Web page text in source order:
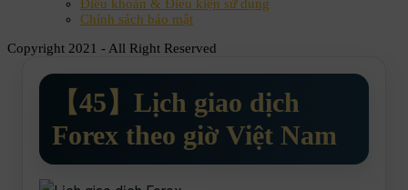
Điều khoản & Điều kiện sử dụng
Chính sách bảo mật
Copyright 2021 - All Right Reserved
【45】Lịch giao dịch
Forex theo giờ Việt Nam